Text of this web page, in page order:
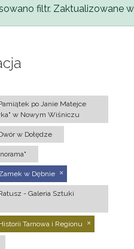
filtr. Zaktualizowane
po Janie Matejce
w Nowym Wiśniczu
w Dołędze
w Dębnie
- Galeria Sztuki
Tarnowa i Regionu